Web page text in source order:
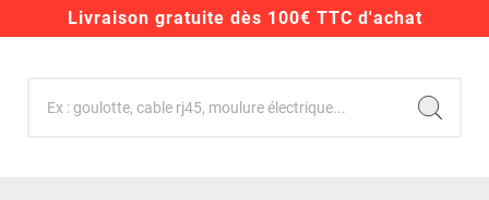
Livraison gratuite dès 100€ TTC d'achat